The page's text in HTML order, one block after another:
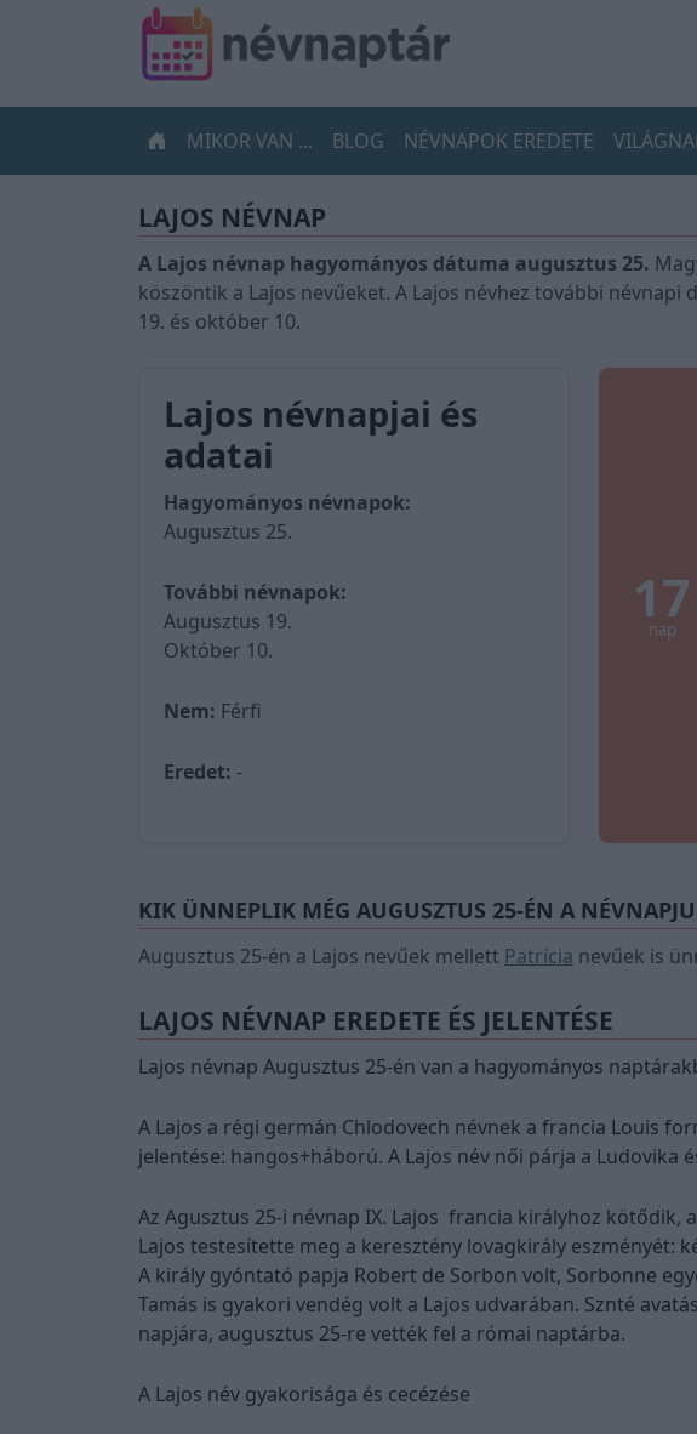
MIKOR VAN ...
BLOG NÉVNAPOK EREDETE
LAJOS NÉVNAP
A Lajos névnap hagyományos dátuma augusztus 25.
köszöntik a Lajos nevűeket. A Lajos névhez további
19. és október 10.
Lajos névnapjai és
adatai
Hagyományos névnapok:
Augusztus 25.
További névnapok:
Augusztus 19.
Október 10.
Nem: Férfi
Eredet: -
17
nap
KIK ÜNNEPLIK MÉG AUGUSZTUS 25-ÉN A
Augusztus 25-én a Lajos nevűek mellett Patrícia nevűek is
LAJOS NÉVNAP EREDETE ÉS JELENTÉSE
Lajos névnap Augusztus 25-én van a hagyományos
A Lajos a régi germán Chlodovech névnek a francia Louis
jelentése: hangos+háború. A Lajos név női párja a Ludovika
Az Agusztus 25-i névnap IX. Lajos francia királyhoz kötődik,
Lajos testesítette meg a keresztény lovagkirály eszményét:
A király gyóntató papja Robert de Sorbon volt, Sorbonne
Tamás is gyakori vendég volt a Lajos udvarában. Sznté
napjára, augusztus 25-re vették fel a római naptárba.
A Lajos név gyakorisága és cecézése